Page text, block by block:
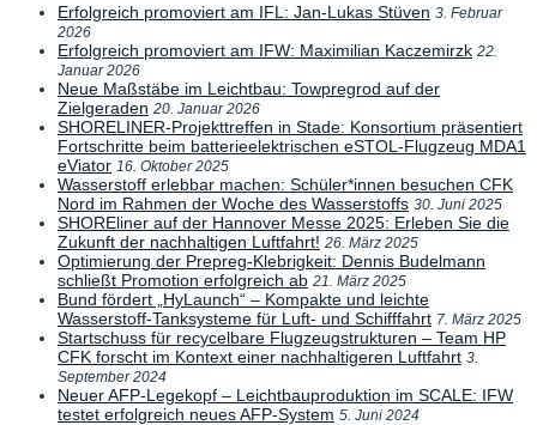
Erfolgreich promoviert am IFL: Jan-Lukas Stüven 3. Februar
2026
Erfolgreich promoviert am IFW: Maximilian Kaczemirzk 22.
Januar 2026
Neue Maßstäbe im Leichtbau: Towpregrod auf der
Zielgeraden 20. Januar 2026
SHORELINER-Projekttreffen in Stade: Konsortium präsentiert
Fortschritte beim batterieelektrischen eSTOL-Flugzeug MDA1
eViator 16. Oktober 2025
Wasserstoff erlebbar machen: Schüler*innen besuchen CFK
Nord im Rahmen der Woche des Wasserstoffs 30. Juni 2025
SHOREliner auf der Hannover Messe 2025: Erleben Sie die
Zukunft der nachhaltigen Luftfahrt! 26. März 2025
Optimierung der Prepreg-Klebrigkeit: Dennis Budelmann
schließt Promotion erfolgreich ab 21. März 2025
Bund fördert „HyLaunch“ – Kompakte und leichte
Wasserstoff-Tanksysteme für Luft- und Schifffahrt 7. März 2025
Startschuss für recycelbare Flugzeugstrukturen – Team HP
CFK forscht im Kontext einer nachhaltigeren Luftfahrt 3.
September 2024
Neuer AFP-Legekopf – Leichtbauproduktion im SCALE: IFW
testet erfolgreich neues AFP-System 5. Juni 2024